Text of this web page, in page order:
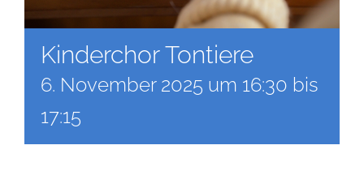
Kinderchor Tontiere
6. November 2025 um 16:30 bis
17:15